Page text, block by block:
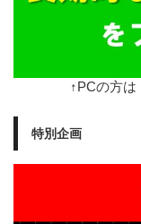
↑PCの方は
特別企画